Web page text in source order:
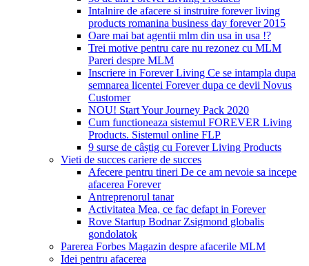
Intalnire de afacere si instruire forever living
products romanina business day forever 2015
Oare mai bat agentii mlm din usa in usa !?
Trei motive pentru care nu rezonez cu MLM
Pareri despre MLM
Inscriere in Forever Living Ce se intampla dupa
semnarea licentei Forever dupa ce devii Novus
Customer
NOU! Start Your Journey Pack 2020
Cum functioneaza sistemul FOREVER Living
Products. Sistemul online FLP
9 surse de câștig cu Forever Living Products
Vieti de succes cariere de succes
Afecere pentru tineri De ce am nevoie sa incepe
afacerea Forever
Antreprenorul tanar
Activitatea Mea, ce fac defapt in Forever
Rove Startup Bodnar Zsigmond globalis
gondolatok
Parerea Forbes Magazin despre afacerile MLM
Idei pentru afacerea